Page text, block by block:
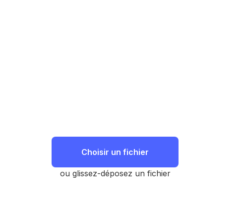
Choisir un fichier
ou glissez-déposez un fichier